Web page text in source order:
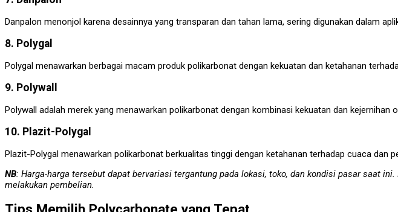
Danpalon menonjol karena desainnya yang transparan dan tahan lama, sering digunakan dalam
8. Polygal
Polygal menawarkan berbagai macam produk polikarbonat dengan kekuatan dan ketahanan
9. Polywall
Polywall adalah merek yang menawarkan polikarbonat dengan kombinasi kekuatan dan kejernihan
10. Plazit-Polygal
Plazit-Polygal menawarkan polikarbonat berkualitas tinggi dengan ketahanan terhadap cuaca dan
NB: Harga-harga tersebut dapat bervariasi tergantung pada lokasi, toko, dan kondisi pasar saat
melakukan pembelian.